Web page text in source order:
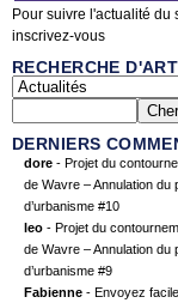
Pour suivre l'actualité du
inscrivez-vous
RECHERCHE
DERNIERS
dore - Projet du
de Wavre – Annulation du
d’urbanisme #10
leo - Projet du
de Wavre – Annulation du
d’urbanisme #9
Fabienne - Envoyez